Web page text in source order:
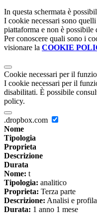
In questa schermata è
I cookie necessari sono
piattaforma e non è possibile
Per conoscere quali sono i
visionare la COOKIE
Cookie necessari per il
I cookie necessari per il
disabilitati. È possibile
policy.
.dropbox.com
Nome
Tipologia
Proprieta
Descrizione
Durata
Nome: t
Tipologia: analitico
Proprieta: Terza parte
Descrizione: Analisi e
Durata: 1 anno 1 mese